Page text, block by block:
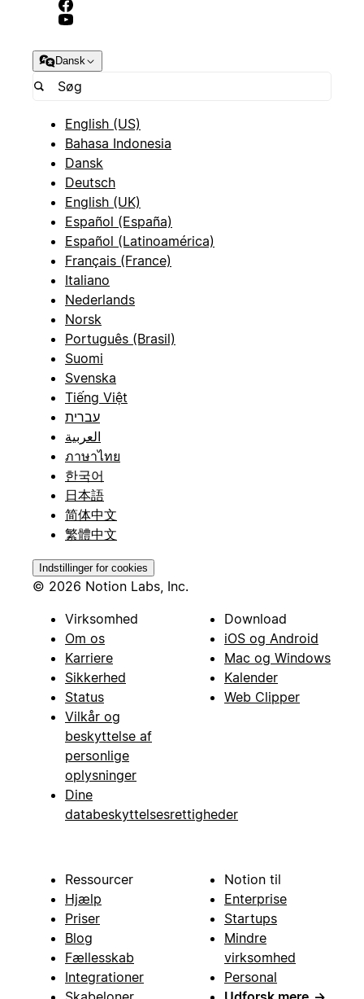
Dansk
English (US)
Bahasa Indonesia
Dansk
Deutsch
English (UK)
Español (España)
Español (Latinoamérica)
Français (France)
Italiano
Nederlands
Norsk
Português (Brasil)
Suomi
Svenska
Tiếng Việt
עברית
العربية
ภาษาไทย
한국어
日本語
简体中文
繁體中文
Indstillinger for cookies
© 2026 Notion Labs, Inc.
Virksomhed
Om os
Karriere
Sikkerhed
Status
Vilkår og
beskyttelse af
personlige
oplysninger
Dine
databeskyttelsesrettigheder
Download
iOS og Android
Mac og Windows
Kalender
Web Clipper
Ressourcer
Hjælp
Priser
Blog
Fællesskab
Integrationer
Notion til
Enterprise
Startups
Mindre
virksomhed
Personal